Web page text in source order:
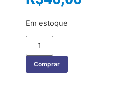
Em estoque
Comprar